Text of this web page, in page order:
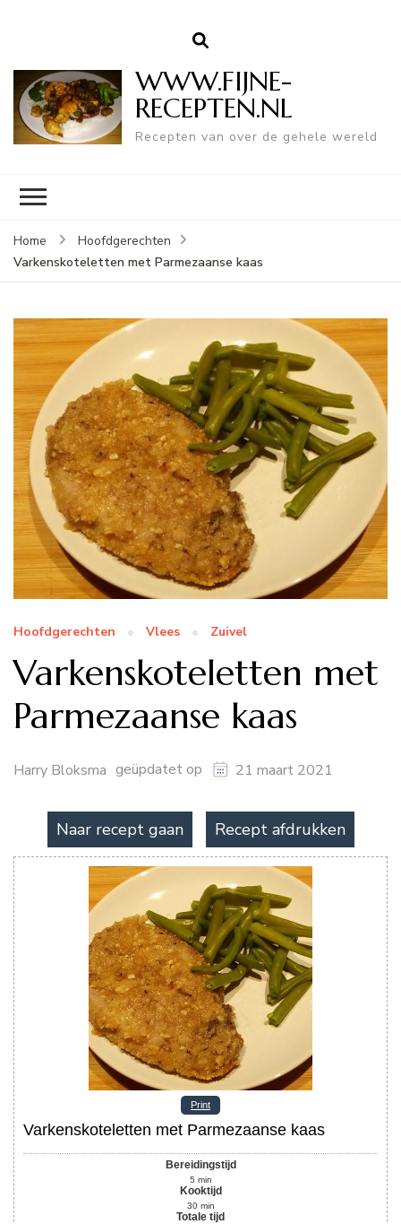
WWW.FIJNE-
RECEPTEN.NL
Recepten van over de gehele wereld
Home
Hoofdgerechten
Varkenskoteletten met Parmezaanse kaas
Hoofdgerechten Vlees Zuivel
Varkenskoteletten met
Parmezaanse kaas
Harry Bloksma geüpdatet op 21 maart 2021
Naar recept gaan Recept afdrukken
Print
Varkenskoteletten met Parmezaanse kaas
Bereidingstijd
5 min
Kooktijd
30 min
Totale tijd